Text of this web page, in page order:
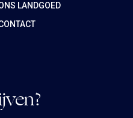
LANDGOED